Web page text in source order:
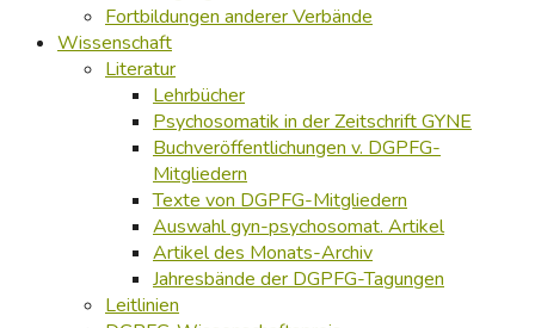
Fortbildungen anderer Verbände
Wissenschaft
Literatur
Lehrbücher
Psychosomatik in der Zeitschrift GYNE
Buchveröffentlichungen v. DGPFG-
Mitgliedern
Texte von DGPFG-Mitgliedern
Auswahl gyn-psychosomat. Artikel
Artikel des Monats-Archiv
Jahresbände der DGPFG-Tagungen
Leitlinien